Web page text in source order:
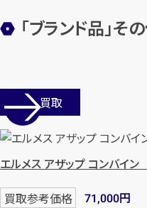
「ブランド品」
店舗買取
エルメス アザップ コンバイ
買取参考価格 71,000円